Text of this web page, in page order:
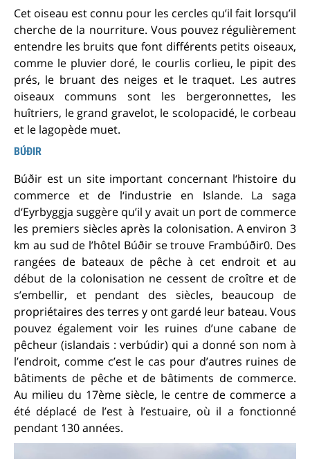
Cet oiseau est connu pour les cercles qu’il fait lorsqu’il
cherche de la nourriture. Vous pouvez régulièrement
entendre les bruits que font différents petits oiseaux,
comme le pluvier doré, le courlis corlieu, le pipit des
prés, le bruant des neiges et le traquet. Les autres
oiseaux communs sont les bergeronnettes, les
huîtriers, le grand gravelot, le scolopacidé, le corbeau
et le lagopède muet.
BÚÐIR
Búðir est un site important concernant l‘histoire du
commerce et de l‘industrie en Islande. La saga
d‘Eyrbyggja suggère qu’il y avait un port de commerce
les premiers siècles après la colonisation. A environ 3
km au sud de l’hôtel Búðir se trouve Frambúðir0. Des
rangées de bateaux de pêche à cet endroit et au
début de la colonisation ne cessent de croître et de
s’embellir, et pendant des siècles, beaucoup de
propriétaires des terres y ont gardé leur bateau. Vous
pouvez également voir les ruines d’une cabane de
pêcheur (islandais : verbúdir) qui a donné son nom à
l’endroit, comme c’est le cas pour d’autres ruines de
bâtiments de pêche et de bâtiments de commerce.
Au milieu du 17ème siècle, le centre de commerce a
été déplacé de l’est à l’estuaire, où il a fonctionné
pendant 130 années.